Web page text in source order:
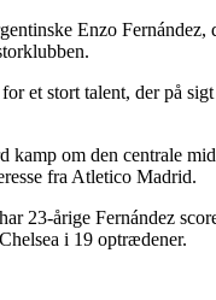
Enzo
et stort talent, der på
kamp om den centrale
fra Atletico Madrid.
23-årige Fernández
i 19 optrædener.